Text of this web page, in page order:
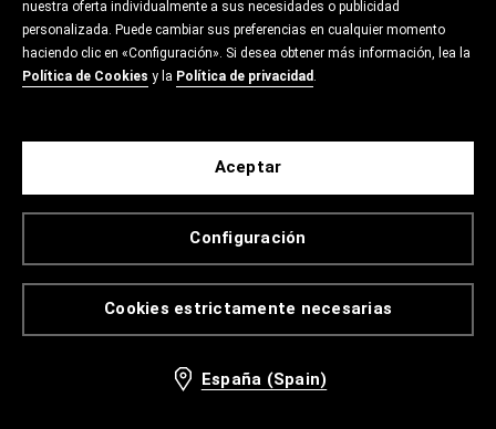
nuestra oferta individualmente a sus necesidades o publicidad
personalizada. Puede cambiar sus preferencias en cualquier momento
haciendo clic en «Configuración». Si desea obtener más información, lea la
Política de Cookies y la Política de privacidad.
Cookies estrictamente necesarias
Configuración
Aceptar
España (Spain)